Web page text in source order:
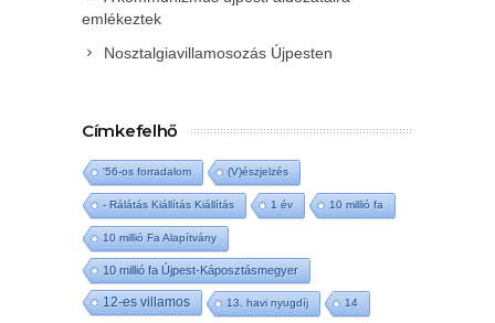
emlékeztek
Nosztalgiavillamosozás Újpesten
Címkefelhő
'56-os forradalom (V)észjelzés
- Rálátás Kiállítás Kiállítás 1 év 10 millió fa
10 millió Fa Alapítvány
10 millió fa Újpest-Káposztásmegyer
12-es villamos 13. havi nyugdíj 14